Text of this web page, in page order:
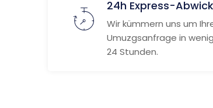
24h Express-
Wir kümmern uns um
Umuzgsanfrage in
24 Stunden.